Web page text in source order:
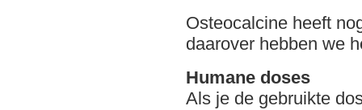
Osteocalcine heeft
daarover hebben we
Humane doses
Als je de gebruikte